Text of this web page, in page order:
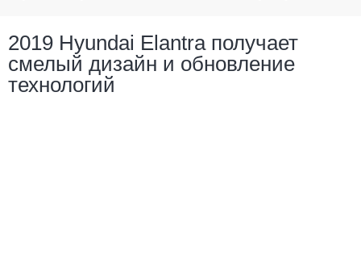
2019 Hyundai Elantra получает
смелый дизайн и обновление
технологий